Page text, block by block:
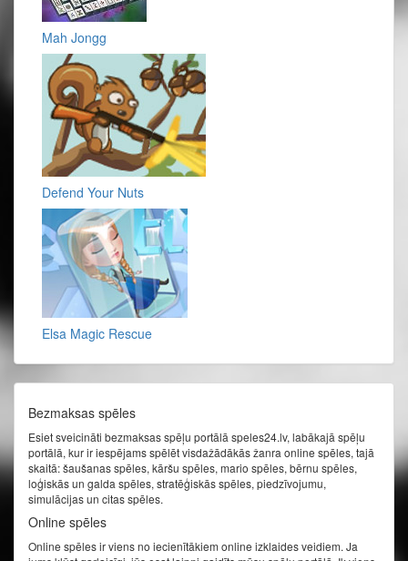
Mah Jongg
Defend Your Nuts
Elsa Magic Rescue
Bezmaksas spēles
Esiet sveicināti bezmaksas spēļu portālā speles24.lv, labākajā spēļu
portālā, kur ir iespējams spēlēt visdažādākās žanra online spēles, tajā
skaitā: šaušanas spēles, kāršu spēles, mario spēles, bērnu spēles,
loģiskās un galda spēles, stratēģiskās spēles, piedzīvojumu,
simulācijas un citas spēles.
Online spēles
Online spēles ir viens no iecienītākiem online izklaides veidiem. Ja